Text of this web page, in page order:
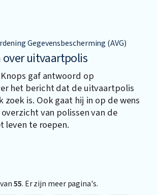
Gegevensbescherming (AVG)
over uitvaartpolis
gaf antwoord op
het bericht dat de uitvaartpolis
zoek is. Ook gaat hij in op de wens
van polissen van de
leven te roepen.
55. Er zijn meer pagina's.